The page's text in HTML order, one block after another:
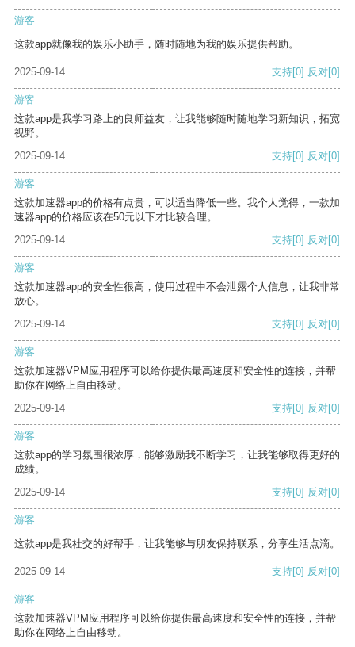
游客
这款app就像我的娱乐小助手，随时随地为我的娱乐提供帮助。
2025-09-14 支持[0] 反对[0]
游客
这款app是我学习路上的良师益友，让我能够随时随地学习新知识，拓宽
视野。
2025-09-14
支持[0] 反对[0]
游客
这款加速器app的价格有点贵，可以适当降低一些。我个人觉得，一款加
速器app的价格应该在50元以下才比较合理。
2025-09-14
支持[0] 反对[0]
游客
这款加速器app的安全性很高，使用过程中不会泄露个人信息，让我非常
放心。
2025-09-14
支持[0] 反对[0]
游客
这款加速器VPM应用程序可以给你提供最高速度和安全性的连接，并帮
助你在网络上自由移动。
2025-09-14
支持[0] 反对[0]
游客
这款app的学习氛围很浓厚，能够激励我不断学习，让我能够取得更好的
成绩。
2025-09-14
支持[0] 反对[0]
游客
这款app是我社交的好帮手，让我能够与朋友保持联系，分享生活点滴。
2025-09-14 支持[0] 反对[0]
游客
这款加速器VPM应用程序可以给你提供最高速度和安全性的连接，并帮
助你在网络上自由移动。